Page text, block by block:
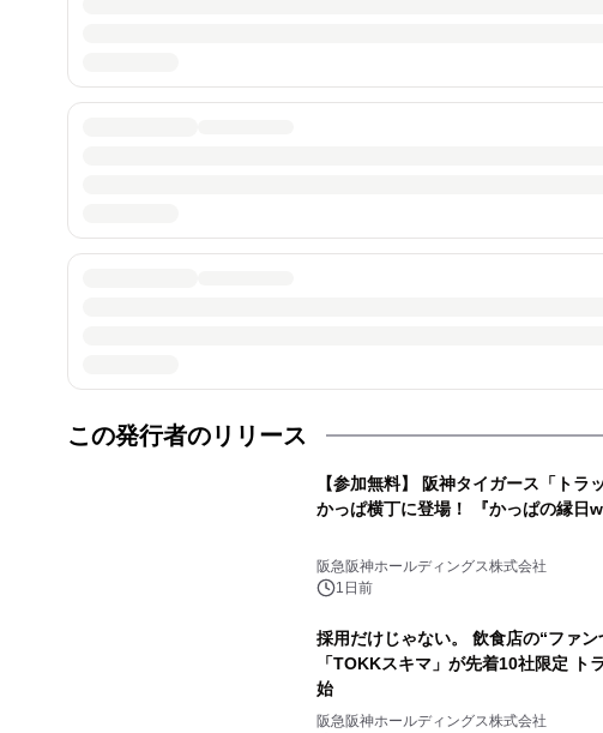
この発行者のリリース
【参加無料】 阪神タイガース「トラ
かっぱ横丁に登場！ 『かっぱの縁日
阪急阪神ホールディングス株式会社
1日前
採用だけじゃない。 飲食店の“ファン
「TOKKスキマ」が先着10社限定 ト
始
阪急阪神ホールディングス株式会社